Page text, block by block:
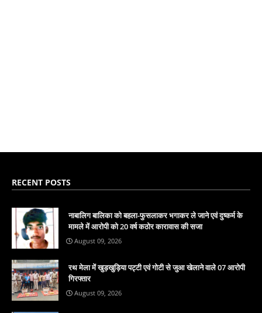
RECENT POSTS
नाबालिग बालिका को बहला-फुसलाकर भगाकर ले जाने एवं दुष्कर्म के
मामले में आरोपी को 20 वर्ष कठोर कारावास की सजा
August 09, 2026
रथ मेला में खुड़खुड़िया पट्टी एवं गोटी से जुआ खेलाने वाले 07 आरोपी
गिरफ्तार
August 09, 2026